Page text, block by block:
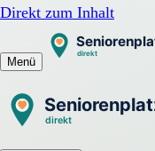
Direkt zum Inhalt
Menü